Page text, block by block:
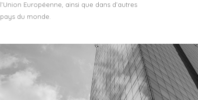
l’Union Européenne, ainsi que dans d’autres
pays du monde.